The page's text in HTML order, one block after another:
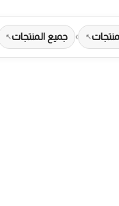
› جميع المنتجات